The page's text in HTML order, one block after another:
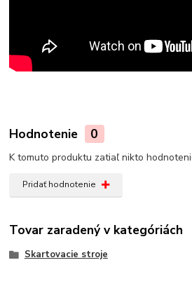
Hodnotenie 0
K tomuto produktu zatiaľ nikto
Pridať hodnotenie
Tovar zaradený v kategóriách
Skartovacie stroje